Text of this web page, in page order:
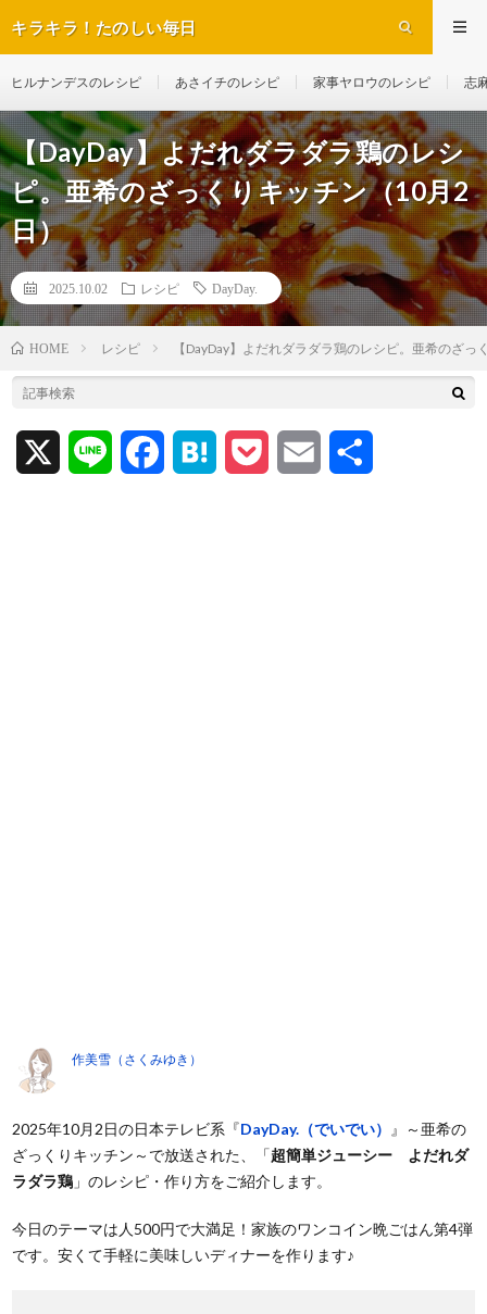
キラキラ！たのしい毎日
ヒルナンデスのレシピ あさイチのレシピ 家事ヤロウのレシピ 志
【DayDay】よだれダラダラ鶏のレシ
ピ。亜希のざっくりキッチン（10月2
日）
2025.10.02 レシピ DayDay.
HOME レシピ 【DayDay】よだれダラダラ鶏のレシピ。亜希のざ
作美雪（さくみゆき）
2025年10月2日の日本テレビ系『DayDay.（でいでい）
』～亜希の
ざっくりキッチン～で放送された、「超簡単ジューシー よだれダ
ラダラ鶏 」のレシピ・作り方をご紹介します。
今日のテーマは人500円で大満足！家族のワンコイン晩ごはん第4弾
です。安くて手軽に美味しいディナーを作ります♪